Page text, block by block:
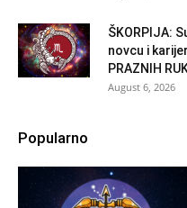
ŠKORPIJA:
novcu i
PRAZNIH
August 6, 2026
Popularno